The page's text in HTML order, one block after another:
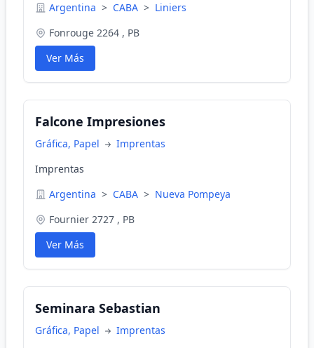
Argentina > CABA > Liniers
Fonrouge 2264 , PB
Ver Más
Falcone Impresiones
Gráfica, Papel
Imprentas
Imprentas
Argentina > CABA > Nueva Pompeya
Fournier 2727 , PB
Ver Más
Seminara Sebastian
Gráfica, Papel
Imprentas